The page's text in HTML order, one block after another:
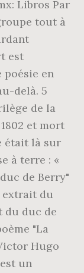
Libros Par
tout à
est
en
delà. 5
de la
et mort
était là sur
à terre : «
de Berry"
extrait du
du duc de
"La
Hugo
un